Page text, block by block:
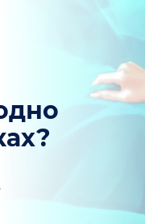
языках?